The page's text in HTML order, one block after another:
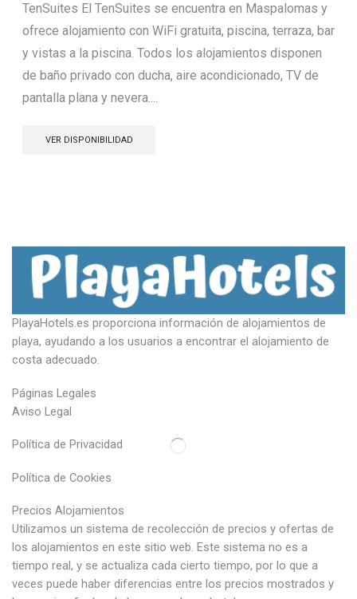
TenSuites El TenSuites se encuentra en Maspalomas y
ofrece alojamiento con WiFi gratuita, piscina, terraza, bar
y vistas a la piscina. Todos los alojamientos disponen
de baño privado con ducha, aire acondicionado, TV de
pantalla plana y nevera....
VER DISPONIBILIDAD
PlayaHotels.es proporciona información de alojamientos de
playa, ayudando a los usuarios a encontrar el alojamiento de
costa adecuado.
Páginas Legales
Aviso Legal
Política de Privacidad
Política de Cookies
Precios Alojamientos
Utilizamos un sistema de recolección de precios y ofertas de
los alojamientos en este sitio web. Este sistema no es a
tiempo real, y se actualiza cada cierto tiempo, por lo que a
veces puede haber diferencias entre los precios mostrados y